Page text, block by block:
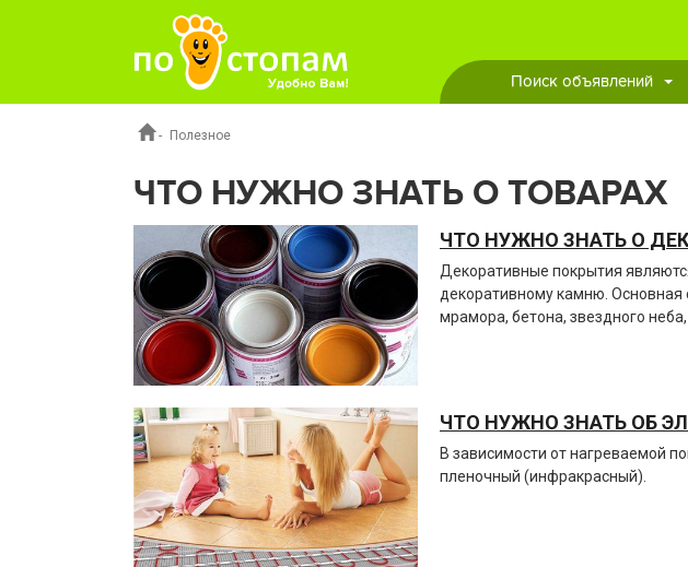
Поиск объявлений
- Полезное
ЧТО НУЖНО ЗНАТЬ О ТОВАРАХ
ЧТО НУЖНО ЗНАТЬ О
Декоративные покрытия
декоративному камню. Основная
мрамора, бетона, звездного
ЧТО НУЖНО ЗНАТЬ ОБ
В зависимости от нагреваемой
пленочный (инфракрасный).